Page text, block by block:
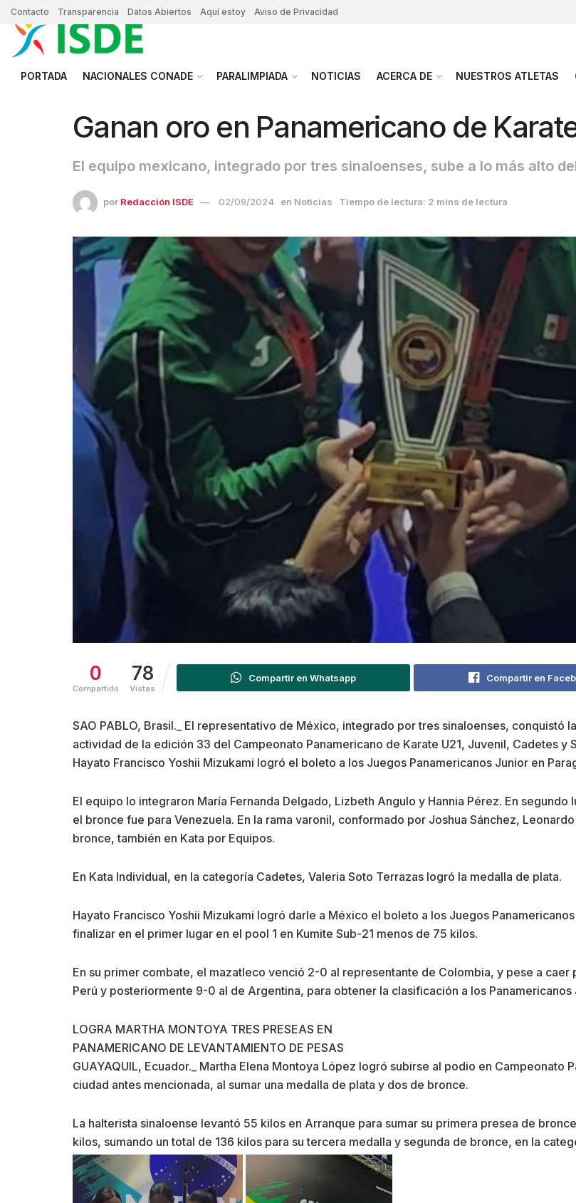
Contacto Transparencia Datos Abiertos Aquí estoy Aviso de Privacidad
PORTADA NACIONALES CONADE PARALIMPIADA NOTICIAS ACERCA DE NUESTROS ATLETAS
Ganan oro en Panamericano de
El equipo mexicano, integrado por tres sinaloenses, sube a lo más alto
por Redacción ISDE 02/09/2024 en Noticias Tiempo de lectura: 2 mins de lectura
0
Compartido
78
Vistas
Compartir en Whatsapp Compartir en
SAO PABLO, Brasil._ El representativo de México, integrado por tres sinaloenses, conquistó
actividad de la edición 33 del Campeonato Panamericano de Karate U21, Juvenil, Cadetes y
Hayato Francisco Yoshii Mizukami logró el boleto a los Juegos Panamericanos Junior en
El equipo lo integraron María Fernanda Delgado, Lizbeth Angulo y Hannia Pérez. En
el bronce fue para Venezuela. En la rama varonil, conformado por Joshua Sánchez,
bronce, también en Kata por Equipos.
En Kata Individual, en la categoría Cadetes, Valeria Soto Terrazas logró la medalla de plata.
Hayato Francisco Yoshii Mizukami logró darle a México el boleto a los Juegos
finalizar en el primer lugar en el pool 1 en Kumite Sub-21 menos de 75 kilos.
En su primer combate, el mazatleco venció 2-0 al representante de Colombia, y pese a
Perú y posteriormente 9-0 al de Argentina, para obtener la clasificación a los Panamericanos
LOGRA MARTHA MONTOYA TRES PRESEAS EN
PANAMERICANO DE LEVANTAMIENTO DE PESAS
GUAYAQUIL, Ecuador._ Martha Elena Montoya López logró subirse al podio en Campeonato
ciudad antes mencionada, al sumar una medalla de plata y dos de bronce.
La halterista sinaloense levantó 55 kilos en Arranque para sumar su primera presea de
kilos, sumando un total de 136 kilos para su tercera medalla y segunda de bronce, en la